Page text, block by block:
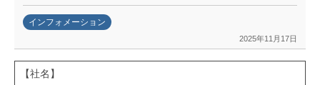
資
促
進
インフォメーション
2025年11月17日
劉
【社名】
機
構